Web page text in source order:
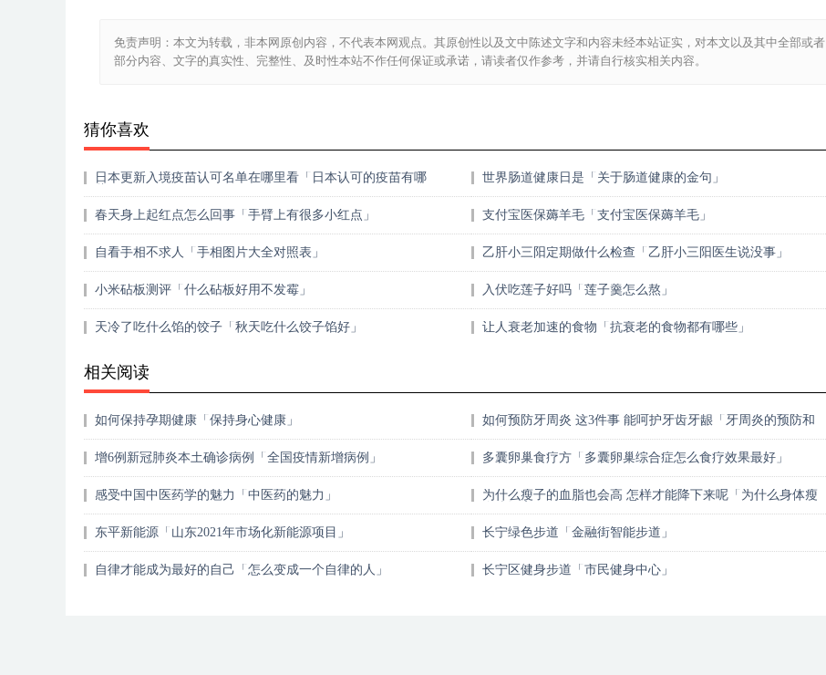
免责声明：本文为转载，非本网原创内容，不代表本网观点。其原创性以及文中陈述文字和内容未经本站证实，对本文以及其中全部或者
部分内容、文字的真实性、完整性、及时性本站不作任何保证或承诺，请读者仅作参考，并请自行核实相关内容。
猜你喜欢
日本更新入境疫苗认可名单在哪里看「日本认可的疫苗有哪
世界肠道健康日是「关于肠道健康的金句」
春天身上起红点怎么回事「手臂上有很多小红点」 支付宝医保薅羊毛「支付宝医保薅羊毛」
自看手相不求人「手相图片大全对照表」 乙肝小三阳定期做什么检查「乙肝小三阳医生说没事」
小米砧板测评「什么砧板好用不发霉」 入伏吃莲子好吗「莲子羹怎么熬」
天冷了吃什么馅的饺子「秋天吃什么饺子馅好」 让人衰老加速的食物「抗衰老的食物都有哪些」
相关阅读
如何保持孕期健康「保持身心健康」
如何预防牙周炎 这3件事 能呵护牙齿牙龈「牙周炎的预防和
增6例新冠肺炎本土确诊病例「全国疫情新增病例」
多囊卵巢食疗方「多囊卵巢综合症怎么食疗效果最好」
感受中国中医药学的魅力「中医药的魅力」
为什么瘦子的血脂也会高 怎样才能降下来呢「为什么身体瘦
东平新能源「山东2021年市场化新能源项目」
长宁绿色步道「金融街智能步道」
自律才能成为最好的自己「怎么变成一个自律的人」 长宁区健身步道「市民健身中心」